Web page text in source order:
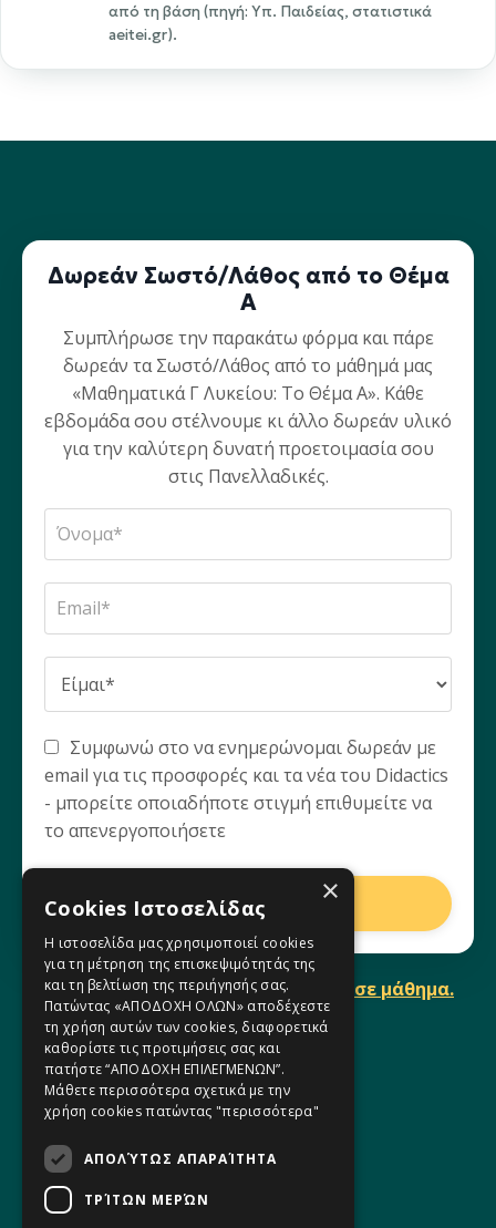
από τη βάση (πηγή: Υπ. Παιδείας, στατιστικά
aeitei.gr).
Δωρεάν Σωστό/Λάθος από το Θέμα
Α
Συμπλήρωσε την παρακάτω φόρμα και πάρε
δωρεάν τα Σωστό/Λάθος από το μάθημά μας
«Μαθηματικά Γ Λυκείου: Το Θέμα Α». Κάθε
εβδομάδα σου στέλνουμε κι άλλο δωρεάν υλικό
για την καλύτερη δυνατή προετοιμασία σου
στις Πανελλαδικές.
Συμφωνώ στο να ενημερώνομαι δωρεάν με
email για τις προσφορές και τα νέα του Didactics
- μπορείτε οποιαδήποτε στιγμή επιθυμείτε να
το απενεργοποιήσετε
Ξεκίνα δωρεάν
Θες όλο το μάθημα; Κάνε εγγραφή σε μάθημα.
Φόρμα Επικοινωνίας
×
Cookies Ιστοσελίδας
Η ιστοσελίδα μας χρησιμοποιεί cookies
για τη μέτρηση της επισκεψιμότητάς της
και τη βελτίωση της περιήγησής σας.
Πατώντας «ΑΠΟΔΟΧΗ ΟΛΩΝ» αποδέχεστε
τη χρήση αυτών των cookies, διαφορετικά
καθορίστε τις προτιμήσεις σας και
πατήστε “ΑΠΟΔΟΧΗ ΕΠΙΛΕΓΜΕΝΩΝ”.
Μάθετε περισσότερα σχετικά με την
χρήση cookies πατώντας "περισσότερα"
ΑΠΟΛΎΤΩΣ ΑΠΑΡΑΊΤΗΤΑ
ΤΡΊΤΩΝ ΜΕΡΏΝ